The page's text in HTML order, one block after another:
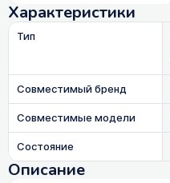
Характеристики
Тип
Совместимый бренд
Совместимые модели
Состояние
Описание